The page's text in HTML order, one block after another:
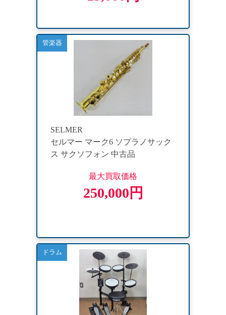
管楽器
SELMER
セルマー マーク6 ソプラノサック
ス サクソフォン 中古品
最大買取価格
250,000円
ドラム